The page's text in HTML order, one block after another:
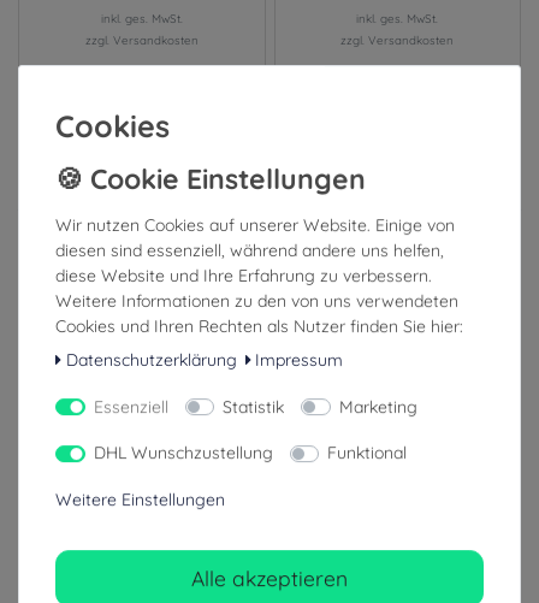
inkl. ges. MwSt.
zzgl. Versandkosten
inkl. ges. MwSt.
zzgl. Versandkosten
Ähnliche Artikel
Sauerstoffbrille mit geraden
Schlauch
Kinder oder Erwachsene
Cookies
Wir nutzen Cookies auf unserer Website. Einige von
diesen sind essenziell, während andere uns helfen,
diese Website und Ihre Erfahrung zu verbessern.
Weitere Informationen zu den von uns verwendeten
Cookies und Ihren Rechten als Nutzer finden Sie hier:
Datenschutzerklärung
Impressum
Essenziell Statistik Marketing
DHL Wunschzustellung Funktional
Weitere Einstellungen
Alle akzeptieren